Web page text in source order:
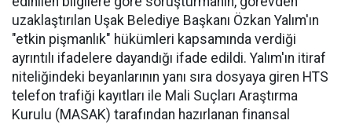
uzaklaştırılan Uşak Belediye Başkanı Özkan Yalım'ın
"etkin pişmanlık" hükümleri kapsamında verdiği
ayrıntılı ifadelere dayandığı ifade edildi. Yalım'ın itiraf
niteliğindeki beyanlarının yanı sıra dosyaya giren HTS
telefon trafiği kayıtları ile Mali Suçları Araştırma
Kurulu (MASAK) tarafından hazırlanan finansal